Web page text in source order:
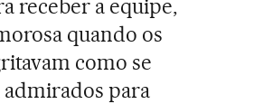
receber a equipe,
quando os
como se
admirados para